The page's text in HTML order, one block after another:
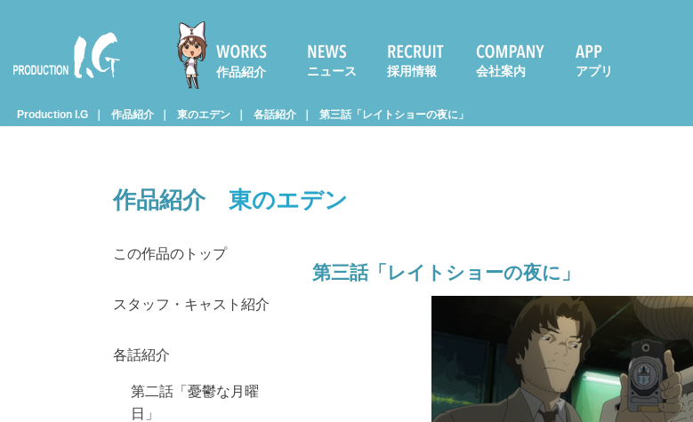
Prod
作品紹介 ニュース 採用情報 会社案内 アプリ
Production I.G 作品紹介 東のエデン 各話紹介 第三話「レイトショーの夜に」
作品紹介 東のエデン
この作品のトップ
スタッフ・キャスト紹介
各話紹介
第二話「憂鬱な月曜
日」
第三話「レイトショーの夜に」